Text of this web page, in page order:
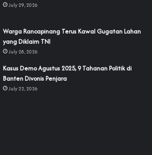
July 29, 2026
‎Warga Rancapinang Terus Kawal Gugatan Lahan
yang Diklaim TNI‎‎
July 28, 2026
‎Kasus Demo Agustus 2025, 9 Tahanan Politik di
Banten Divonis Penjara
July 22, 2026